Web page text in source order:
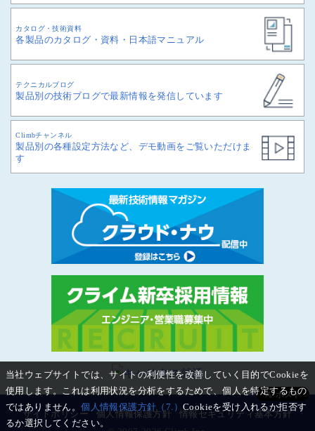
カタログ・技術資料
各製品のカタログ・資料・日本語マニュアル
テクニカルブログ
製品別の技術ブログで最新情報を発信しています
Climbチャンネル
製品別の各種設定方法など、デモ動画をご覧いただけま
す
サイトポリシー 個人情報保護方針
情報セキュリティ基本方針
当社ウェブサイトでは、サイトの利便性を改善していく目的でCookieを
使用します。これは利用状況を分析をするためで、個人を特定するもの
ではありません。個人情報保護方針（7.）Cookieを受け入れるか拒否す
るか選択してください。